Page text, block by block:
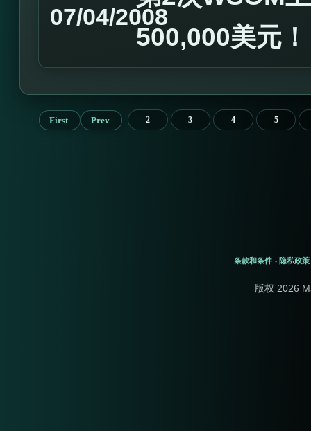
07/04/2008
500,000美元
First Prev 2 3 4 5
条款和条件 - 隐私政策
版权 2026